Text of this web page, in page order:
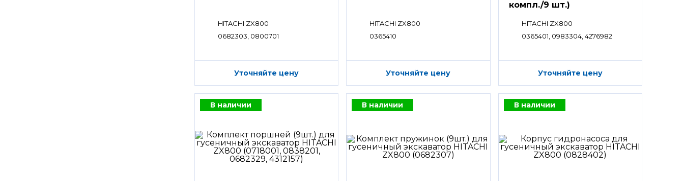
HITACHI ZX800
0682303, 0800701
Уточняйте цену
HITACHI ZX800
0365410
Уточняйте цену
компл./9 шт.)
HITACHI ZX800
0365401, 0983304, 4276982
Уточняйте цену
В наличии В наличии В наличии